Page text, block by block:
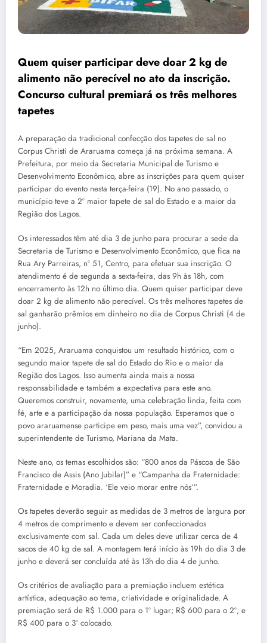
Quem quiser participar deve doar 2 kg de
alimento não perecível no ato da inscrição.
Concurso cultural premiará os três melhores
tapetes
A preparação da tradicional confecção dos tapetes de sal no
Corpus Christi de Araruama começa já na próxima semana. A
Prefeitura, por meio da Secretaria Municipal de Turismo e
Desenvolvimento Econômico, abre as inscrições para quem quiser
participar do evento nesta terça-feira (19). No ano passado, o
município teve a 2º maior tapete de sal do Estado e a maior da
Região dos Lagos.
Os interessados têm até dia 3 de junho para procurar a sede da
Secretaria de Turismo e Desenvolvimento Econômico, que fica na
Rua Ary Parreiras, nº 51, Centro, para efetuar sua inscrição. O
atendimento é de segunda a sexta-feira, das 9h às 18h, com
encerramento às 12h no último dia. Quem quiser participar deve
doar 2 kg de alimento não perecível. Os três melhores tapetes de
sal ganharão prêmios em dinheiro no dia de Corpus Christi (4 de
junho).
“Em 2025, Araruama conquistou um resultado histórico, com o
segundo maior tapete de sal do Estado do Rio e o maior da
Região dos Lagos. Isso aumenta ainda mais a nossa
responsabilidade e também a expectativa para este ano.
Queremos construir, novamente, uma celebração linda, feita com
fé, arte e a participação da nossa população. Esperamos que o
povo araruamense participe em peso, mais uma vez”, convidou a
superintendente de Turismo, Mariana da Mata.
Neste ano, os temas escolhidos são: “800 anos da Páscoa de São
Francisco de Assis (Ano Jubilar)” e “Campanha da Fraternidade:
Fraternidade e Moradia. ‘Ele veio morar entre nós’”.
Os tapetes deverão seguir as medidas de 3 metros de largura por
4 metros de comprimento e devem ser confeccionados
exclusivamente com sal. Cada um deles deve utilizar cerca de 4
sacos de 40 kg de sal. A montagem terá início às 19h do dia 3 de
junho e deverá ser concluída até às 13h do dia 4 de junho.
Os critérios de avaliação para a premiação incluem estética
artística, adequação ao tema, criatividade e originalidade. A
premiação será de R$ 1.000 para o 1º lugar; R$ 600 para o 2º; e
R$ 400 para o 3º colocado.